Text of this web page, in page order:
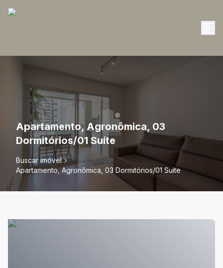
Apartamento, Agronômica, 03
Dormitórios/01 Suíte
Buscar imóvel
Apartamento, Agronômica, 03 Dormitórios/01 Suíte